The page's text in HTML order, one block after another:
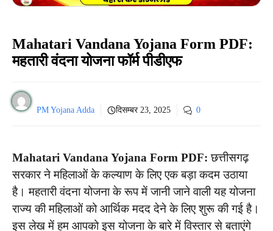
Mahatari Vandana Yojana Form PDF:
महतारी वंदना योजना फॉर्म पीडीएफ
PM Yojana Adda दिसम्बर 23, 2025 0
Mahatari Vandana Yojana Form PDF: छत्तीसगढ़
सरकार ने महिलाओं के कल्याण के लिए एक बड़ा कदम उठाया
है। महतारी वंदना योजना के रूप में जानी जाने वाली यह योजना
राज्य की महिलाओं को आर्थिक मदद देने के लिए शुरू की गई है।
इस लेख में हम आपको इस योजना के बारे में विस्तार से बताएंगे